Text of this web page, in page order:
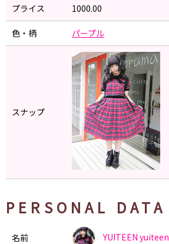
プライス 1000.00
色・柄 パープル
スナップ
PERSONAL DATA
名前 YUITEEN yuiteen